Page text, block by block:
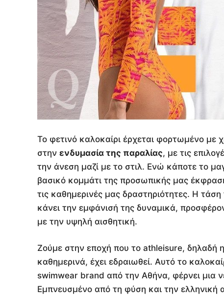
Το φετινό καλοκαίρι έρχεται φορτωμένο
στην ενδυμασία της παραλίας, με τις
την άνεση μαζί με το στιλ. Ενώ κάποτε το
βασικό κομμάτι της προσωπικής μας
τις καθημερινές μας δραστηριότητες. Η
κάνει την εμφάνισή της δυναμικά,
με την υψηλή αισθητική.
Ζούμε στην εποχή που το athleisure, δηλαδή
καθημερινά, έχει εδραιωθεί. Αυτό το
swimwear brand από την Αθήνα, φέρνει μια
Εμπνευσμένο από τη φύση και την ελληνική